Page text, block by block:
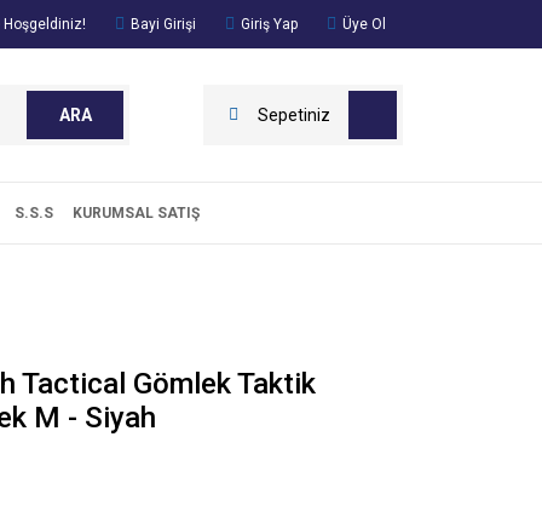
Hoşgeldiniz! Bayi Girişi Giriş Yap Üye Ol
ARA Sepetiniz
S.S.S KURUMSAL SATIŞ
Tactical Gömlek Taktik
M - Siyah